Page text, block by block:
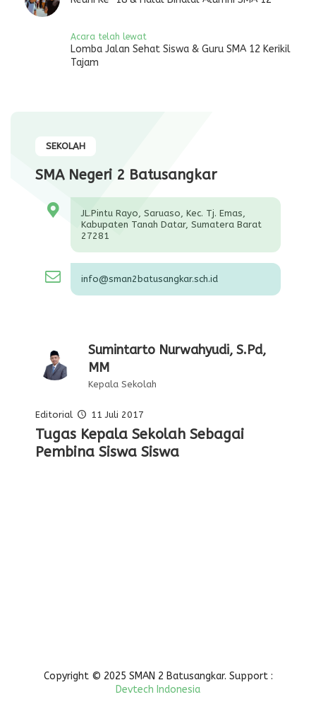
Acara telah lewat
Lomba Jalan Sehat Siswa & Guru SMA 12 Kerikil
Tajam
SEKOLAH
SMA Negeri 2 Batusangkar
JL.Pintu Rayo, Saruaso, Kec. Tj. Emas,
Kabupaten Tanah Datar, Sumatera Barat
27281
info@sman2batusangkar.sch.id
Sumintarto Nurwahyudi, S.Pd,
MM
Kepala Sekolah
Pelajaran Serta Keteladanan Dari
Para Pahlawan
Editorial 11 Juli 2017
Tugas Kepala Sekolah Sebagai
Pembina Siswa Siswa
Editorial Oleh Kepala Sekolah
Membentuk Karakter Siswa Di
Sekolah
Copyright © 2025 SMAN 2 Batusangkar. Support :
Devtech Indonesia